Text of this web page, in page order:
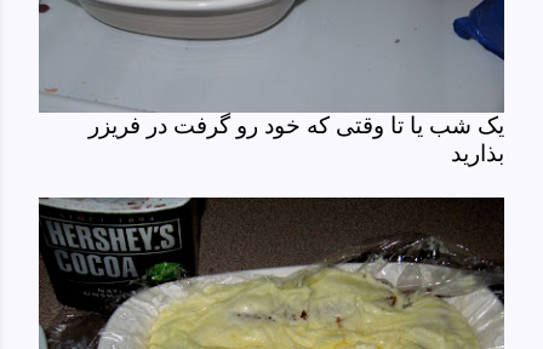
یک شب یا تا وقتی که خود رو گرفت در فریزر
بذارید